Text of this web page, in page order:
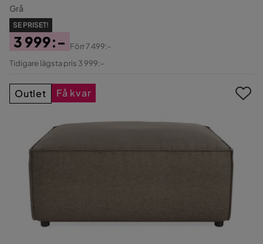
Grå
SE PRISET!
Pris
3 999:-
Original
Förr7 499:-
Tidigare lägsta pris 3 999:-
Outlet Få kvar